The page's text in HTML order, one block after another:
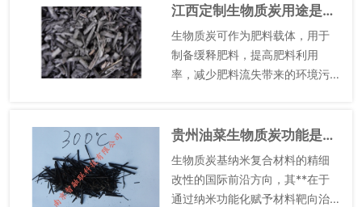
的迁移转化主要通过土壤溶液进
行，因此准确监测土壤溶液中有
机污...
江西定制生物质炭用途是什么
生物质炭可作为肥料载体，用于
制备缓释肥料，提高肥料利用
率，减少肥料流失带来的环境污
失，不*降低肥料利用率，还可能
造成土壤和水体污染。将生物质
炭与...
贵州油菜生物质炭功能是什么
生物质炭基纳米复合材料的精细
改性的国际前沿方向，其**在于
通过纳米功能化赋予材料靶向治